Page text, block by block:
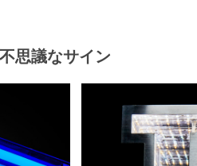
不思議なサイン